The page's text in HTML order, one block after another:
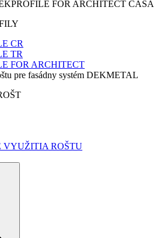
CR
TR
FOR ARCHITECT
VYUŽITIA ROŠTU